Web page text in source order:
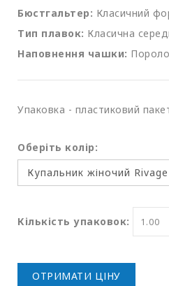
Бюстгальтер: Класичний
Тип плавок: Класична
Наповнення чашки:
Упаковка - пластиковий
Оберіть колір:
Кількість упаковок:
ОТРИМАТИ ЦІНУ